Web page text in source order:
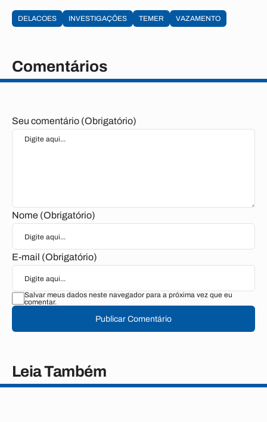
DELACOES INVESTIGAÇÕES TEMER VAZAMENTO
Comentários
Seu comentário (Obrigatório)
Nome (Obrigatório)
E-mail (Obrigatório)
Salvar meus dados neste navegador para a próxima vez que eu
comentar.
Publicar Comentário
Leia Também